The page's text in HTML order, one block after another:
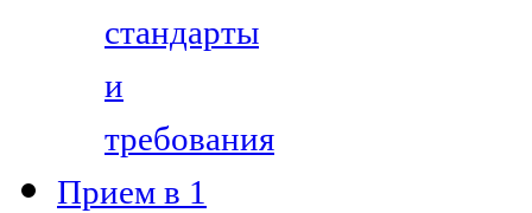
стандарты
и
требования
Прием в 1